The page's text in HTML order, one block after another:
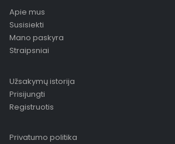
Apie mus
Susisiekti
Mano paskyra
Straipsniai
Užsakymų istorija
Prisijungti
Registruotis
Privatumo politika